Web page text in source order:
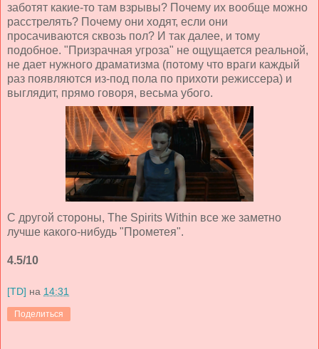
заботят какие-то там взрывы? Почему их вообще можно
расстрелять? Почему они ходят, если они
просачиваются сквозь пол? И так далее, и тому
подобное. "Призрачная угроза" не ощущается реальной,
не дает нужного драматизма (потому что враги каждый
раз появляются из-под пола по прихоти режиссера) и
выглядит, прямо говоря, весьма убого.
С другой стороны, The Spirits Within все же заметно
лучше какого-нибудь "Прометея".
4.5/10
[TD] на 14:31
Поделиться